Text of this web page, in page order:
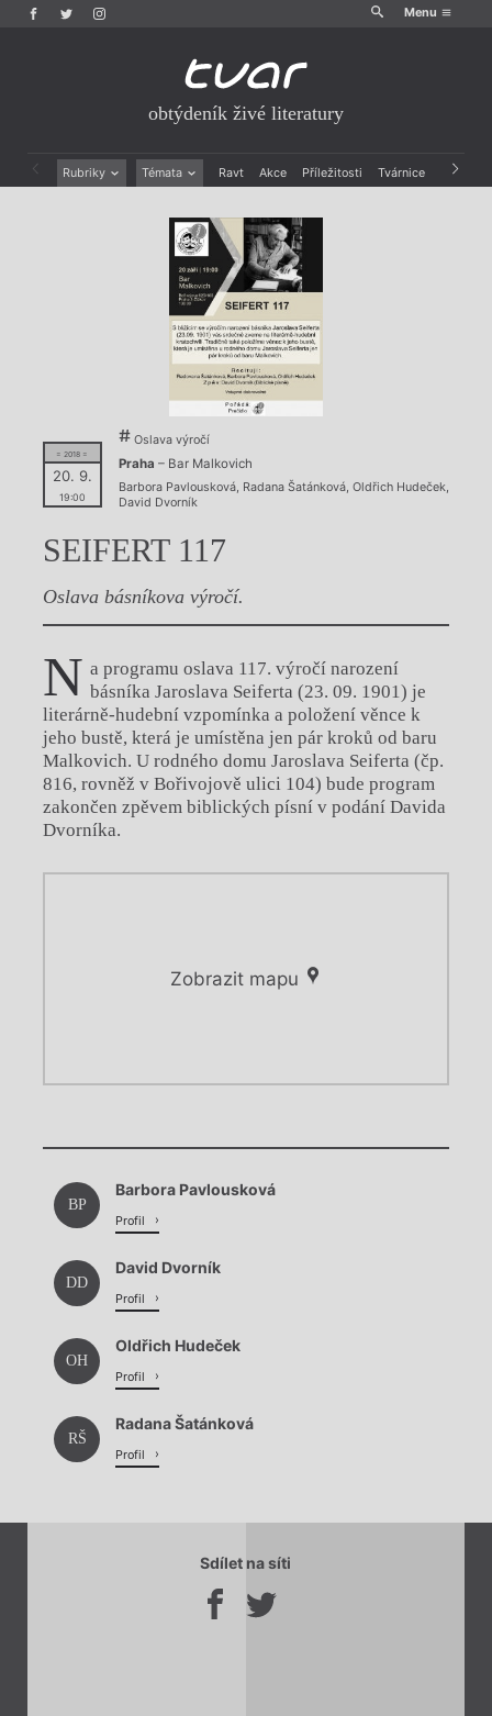
Menu
obtýdeník živé literatury
Rubriky Témata Ravt Akce Příležitosti Tvárnice Archiv
Historie kolonialismu
= 2018 =
20. 9.
19:00
Oslava výročí
Praha – Bar Malkovich
Barbora Pavlousková, Radana Šatánková, Oldřich Hudeček,
David Dvorník
SEIFERT 117
Oslava básníkova výročí.
N a programu oslava 117. výročí narození
básníka Jaroslava Seiferta (23. 09. 1901) je
literárně-hudební vzpomínka a položení věnce k
jeho bustě, která je umístěna jen pár kroků od baru
Malkovich. U rodného domu Jaroslava Seiferta (čp.
816, rovněž v Bořivojově ulici 104) bude program
zakončen zpěvem biblických písní v podání Davida
Dvorníka.
Zobrazit mapu
Načítá se.
Chviličku.
Načítá se.
BP
Barbora Pavlousková
Profil
DD
David Dvorník
Profil
OH
Oldřich Hudeček
Profil
RŠ
Radana Šatánková
Profil
Sdílet na síti